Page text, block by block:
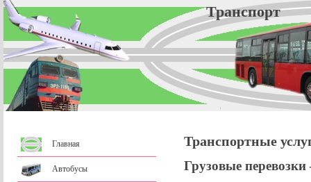
Главная
Автобусы
Транспортные
Грузовые